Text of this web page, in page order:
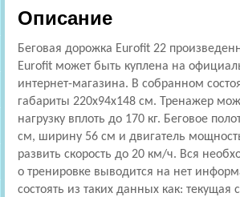
Описание
Беговая дорожка Eurofit 22
Eurofit может быть куплена на
интернет-магазина. В собранном
габариты 220x94x148 см. Тренажер
нагрузку вплоть до 170 кг. Беговое
см, ширину 56 см и двигатель
развить скорость до 20 км/ч. Вся
о тренировке выводится на нет
состоять из таких данных как: текущая